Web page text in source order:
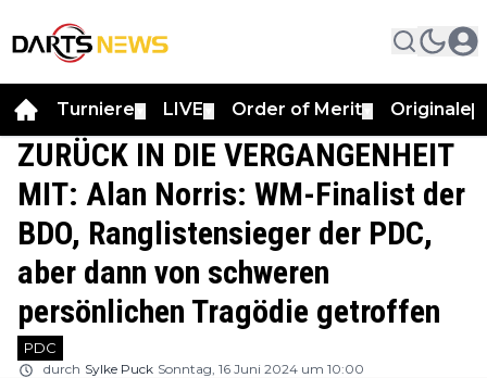
Turniere LIVE Order of Merit Originale
ZURÜCK IN DIE VERGANGENHEIT
MIT: Alan Norris: WM-Finalist der
BDO, Ranglistensieger der PDC,
aber dann von schweren
persönlichen Tragödie getroffen
PDC
durch Sylke Puck Sonntag, 16 Juni 2024 um 10:00